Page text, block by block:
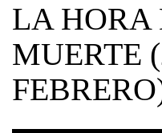
LA HORA
MUERTE